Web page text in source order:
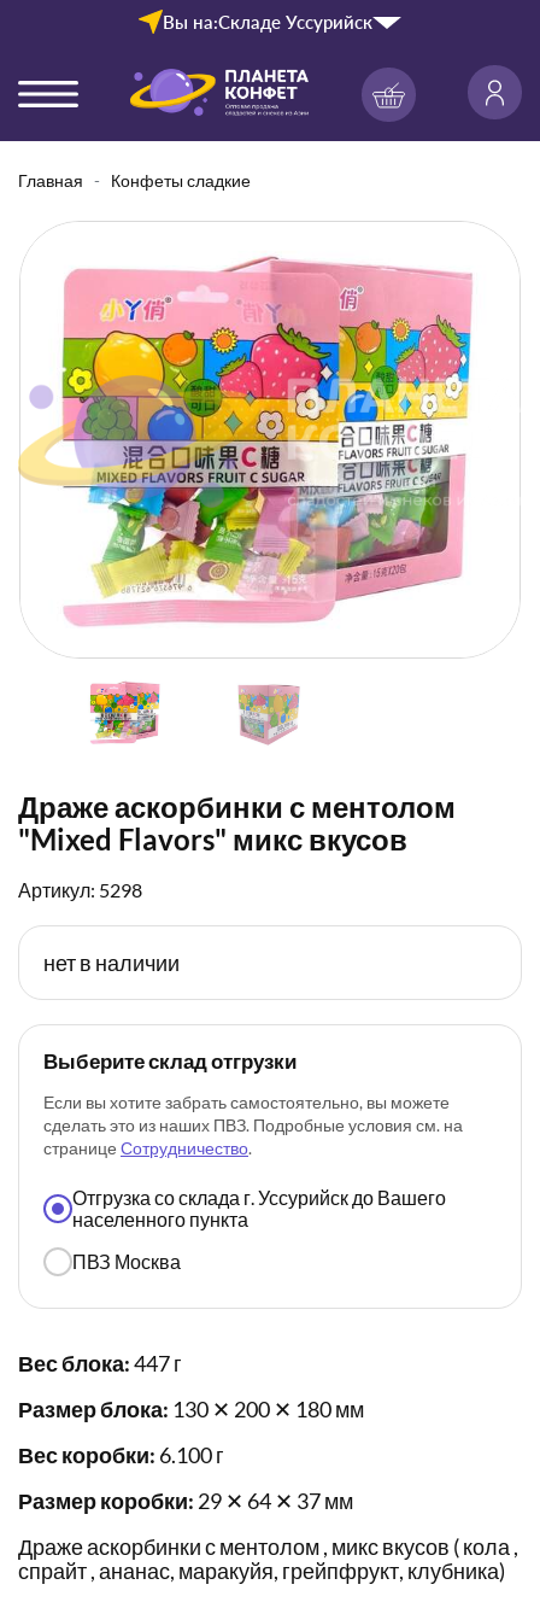
Вы на:Складе Уссурийск
Главная Конфеты сладкие
Драже аскорбинки с ментолом
"Mixed Flavors" микс вкусов
Артикул: 5298
нет в наличии
Выберите склад отгрузки
Если вы хотите забрать самостоятельно, вы можете
сделать это из наших ПВЗ. Подробные условия см. на
странице Сотрудничество.
Отгрузка со склада г. Уссурийск до Вашего
населенного пункта
ПВЗ Москва
Вес блока:447 г
Размер блока: 130 ✕ 200 ✕ 180 мм
Вес коробки: 6.100 г
Размер коробки: 29 ✕ 64 ✕ 37 мм
Драже аскорбинки с ментолом , микс вкусов ( кола ,
спрайт , ананас, маракуйя, грейпфрукт, клубника)